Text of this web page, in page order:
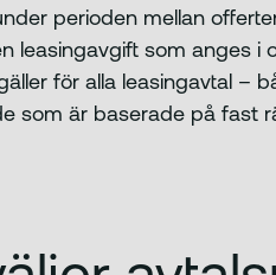
perioden mellan
leasingavgift som anges
för alla leasingavtal –
som är baserade på fast